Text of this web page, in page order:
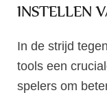
INSTELLEN
In de strijd tegen
tools een
spelers om